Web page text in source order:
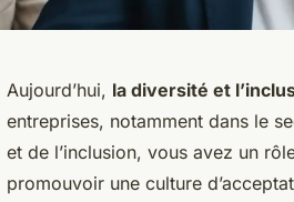
Aujourd’hui, la diversité et
entreprises, notamment dans le
et de l’inclusion, vous avez un
promouvoir une culture